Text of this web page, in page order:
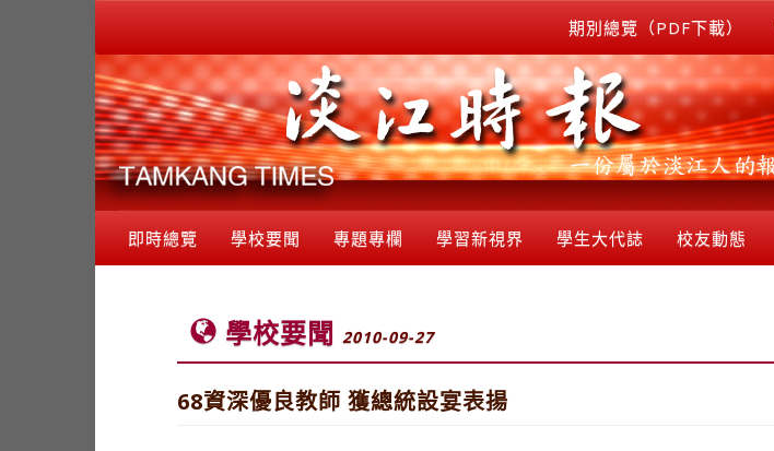
期別總覽（PDF下載）
即時總覽 學校要聞 專題專欄 學習新視界 學生大代誌 校友動態
學校要聞 2010-09-27
68資深優良教師 獲總統設宴表揚